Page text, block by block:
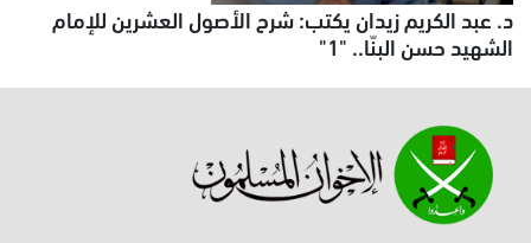
د. عبد الكريم زيدان يكتب: شرح الأصول العشرين للإمام
الشهيد حسن البنّا.. "1"